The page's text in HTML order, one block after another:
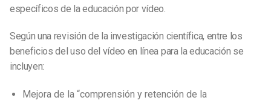
específicos de la educación por vídeo.
Según una revisión de la investigación científica, entre los
beneficios del uso del vídeo en línea para la educación se
incluyen:
Mejora de la “comprensión y retención de la